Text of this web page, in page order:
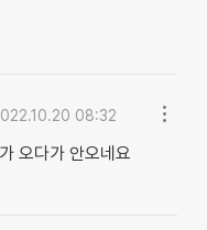
08:32
오다가 안오네요